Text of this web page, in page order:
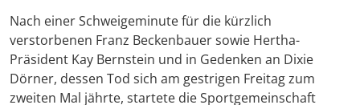
Nach einer Schweigeminute für die kürzlich
verstorbenen Franz Beckenbauer sowie Hertha-
Präsident Kay Bernstein und in Gedenken an Dixie
Dörner, dessen Tod sich am gestrigen Freitag zum
zweiten Mal jährte, startete die Sportgemeinschaft